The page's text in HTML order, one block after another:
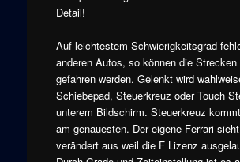
Detail!
Auf leichtestem Schwierigkeitsgrad
anderen Autos, so können die Strecken
gefahren werden. Gelenkt wird
Schiebepad, Steuerkreuz oder Touch
unterem Bildschirm. Steuerkreuz
am genauesten. Der eigene Ferrari
verändert aus weil die F Lizenz